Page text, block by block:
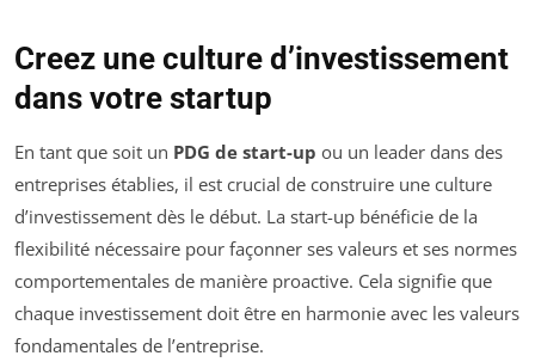
Creez une culture d’investissement
dans votre startup
En tant que soit un PDG de start-up ou un leader dans des
entreprises établies, il est crucial de construire une culture
d’investissement dès le début. La start-up bénéficie de la
flexibilité nécessaire pour façonner ses valeurs et ses normes
comportementales de manière proactive. Cela signifie que
chaque investissement doit être en harmonie avec les valeurs
fondamentales de l’entreprise.